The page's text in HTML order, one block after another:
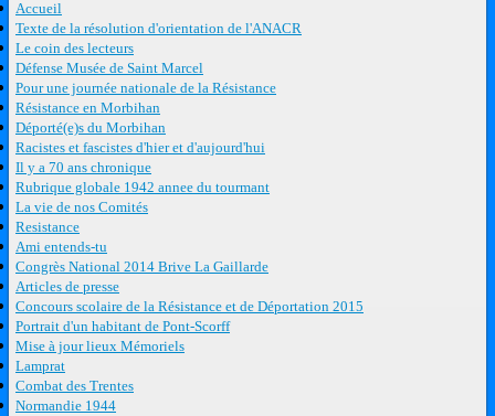
Accueil
Texte de la résolution d'orientation de l'ANACR
Le coin des lecteurs
Défense Musée de Saint Marcel
Pour une journée nationale de la Résistance
Résistance en Morbihan
Déporté(e)s du Morbihan
Racistes et fascistes d'hier et d'aujourd'hui
Il y a 70 ans chronique
Rubrique globale 1942 annee du tourmant
La vie de nos Comités
Resistance
Ami entends-tu
Congrès National 2014 Brive La Gaillarde
Articles de presse
Concours scolaire de la Résistance et de Déportation 2015
Portrait d'un habitant de Pont-Scorff
Mise à jour lieux Mémoriels
Lamprat
Combat des Trentes
Normandie 1944